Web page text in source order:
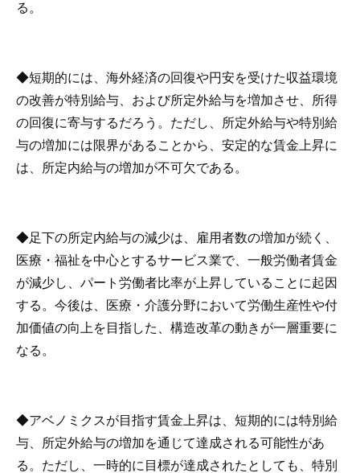
る。
◆短期的には、海外経済の回復や円安を受けた収益環境
の改善が特別給与、および所定外給与を増加させ、所得
の回復に寄与するだろう。ただし、所定外給与や特別給
与の増加には限界があることから、安定的な賃金上昇に
は、所定内給与の増加が不可欠である。
◆足下の所定内給与の減少は、雇用者数の増加が続く、
医療・福祉を中心とするサービス業で、一般労働者賃金
が減少し、パート労働者比率が上昇していることに起因
する。今後は、医療・介護分野において労働生産性や付
加価値の向上を目指した、構造改革の動きが一層重要に
なる。
◆アベノミクスが目指す賃金上昇は、短期的には特別給
与、所定外給与の増加を通じて達成される可能性があ
る。ただし、一時的に目標が達成されたとしても、特別